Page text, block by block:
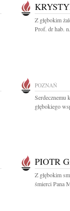
Z głębokim
Prof. dr hab.
POZNAŃ
Serdecznemu
głębokiego
PIOTR
Z głębokim
śmierci Pana